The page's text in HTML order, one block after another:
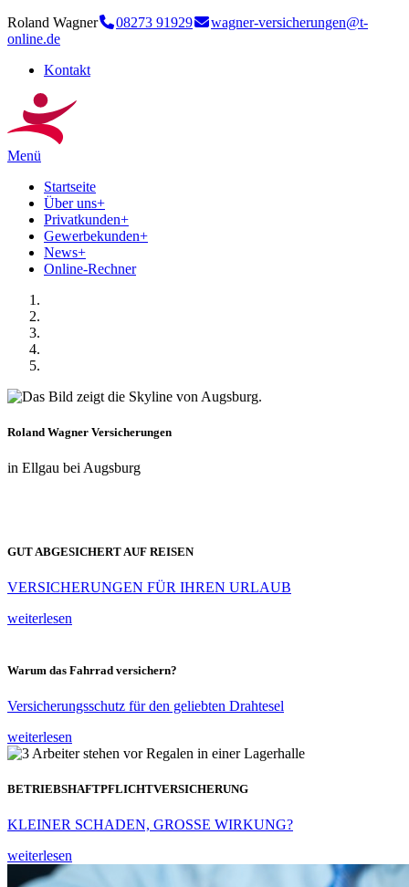
Roland Wagner 08273 91929
wagner-versicherungen@t-
online.de
Kontakt
Menü
Startseite
Über uns+
Privatkunden+
Gewerbekunden+
News+
Online-Rechner
Roland Wagner Versicherungen
in Ellgau bei Augsburg
GUT ABGESICHERT AUF REISEN
VERSICHERUNGEN FÜR IHREN URLAUB
weiterlesen
Warum das Fahrrad versichern?
Versicherungsschutz für den geliebten Drahtesel
weiterlesen
BETRIEBSHAFTPFLICHTVERSICHERUNG
KLEINER SCHADEN, GROSSE WIRKUNG?
weiterlesen